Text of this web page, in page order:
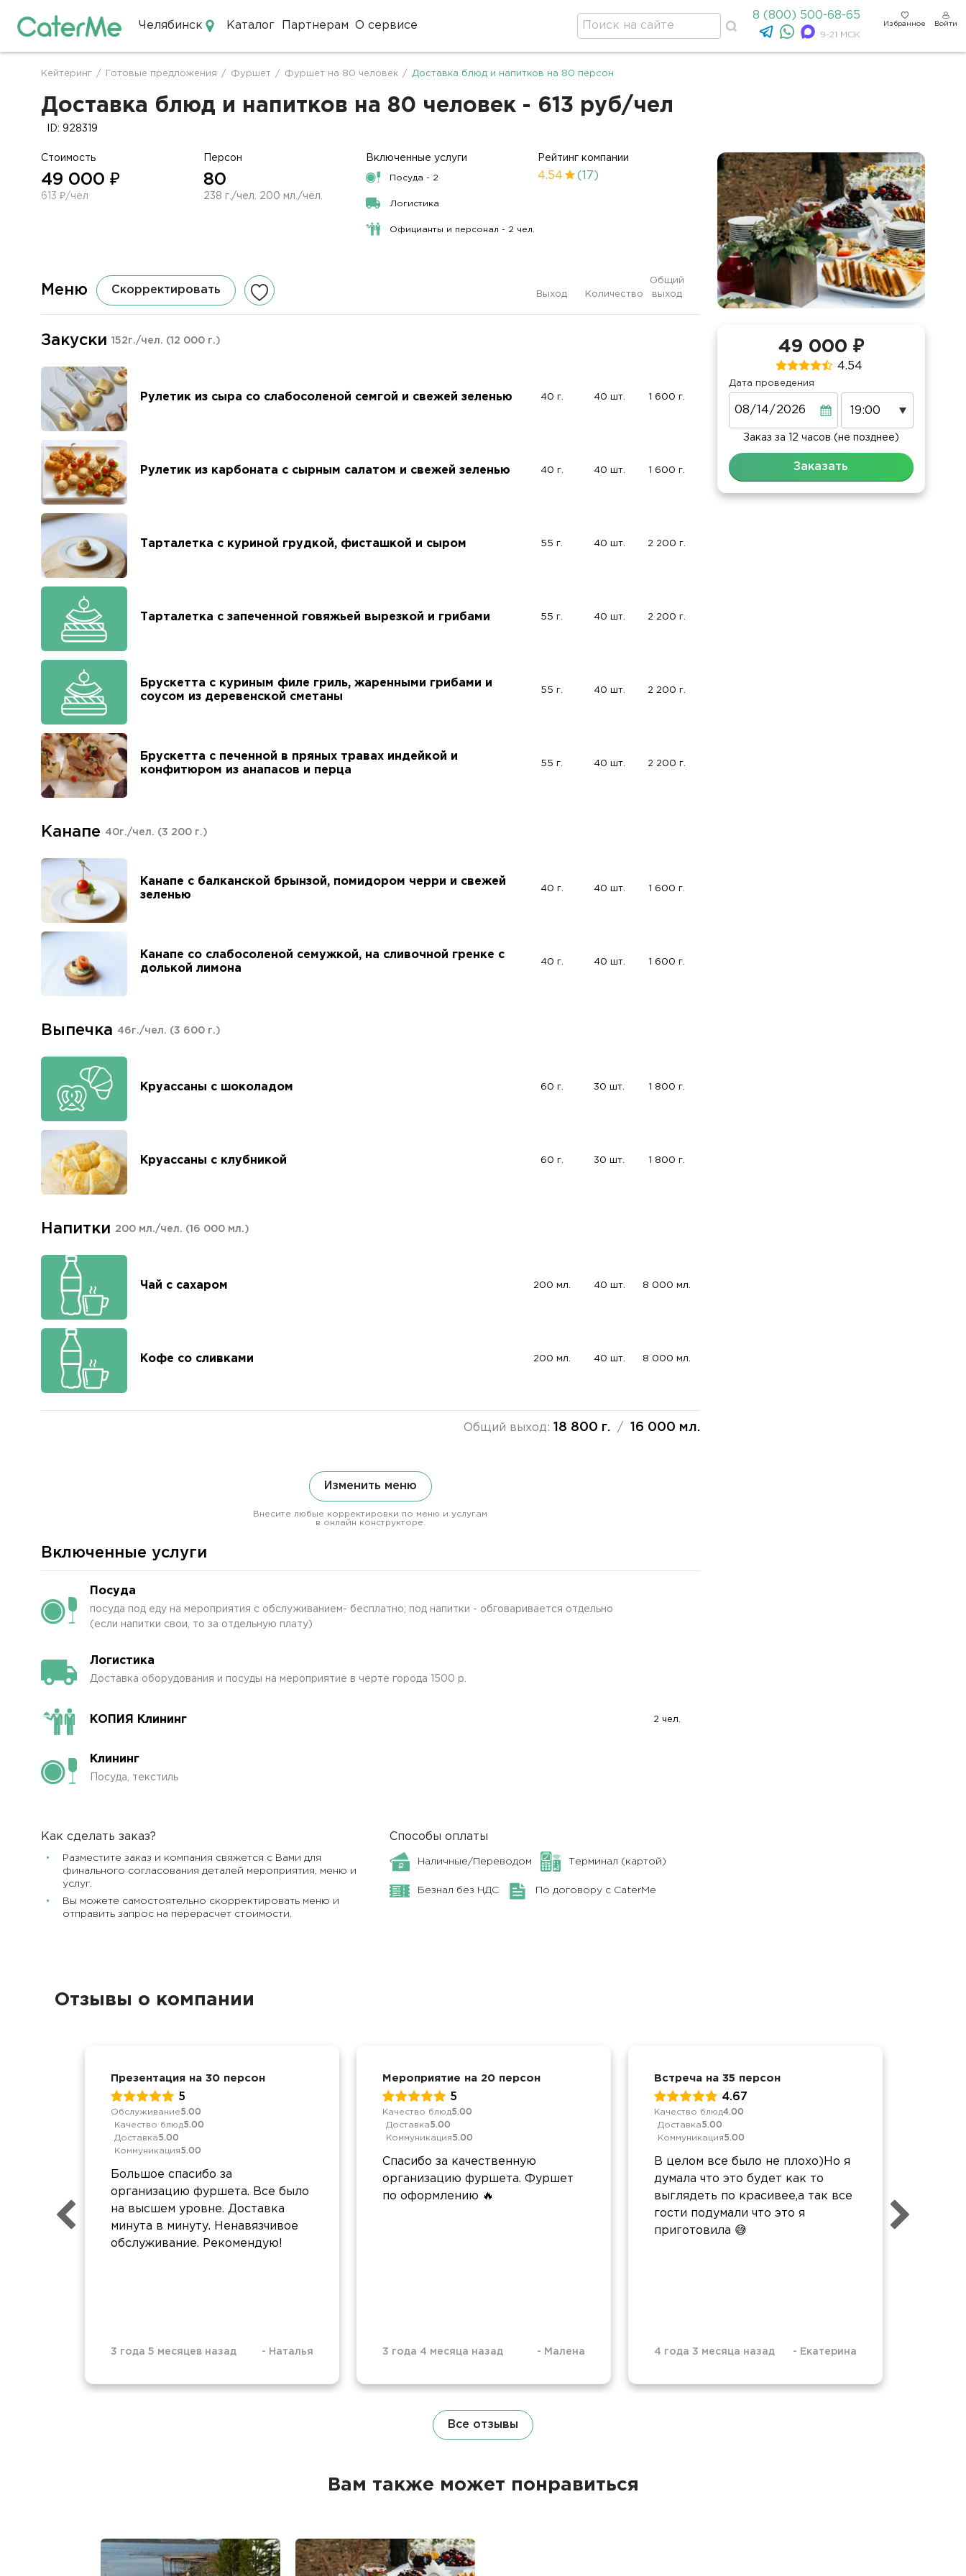
Челябинск Каталог Партнерам О сервисе
8 (800) 500-68-65
9-21 МСК
Избранное Войти
Строка
навигации
Кейтеринг / Готовые предложения / Фуршет / Фуршет на 80 человек / Доставка блюд и напитков на 80 персон
Доставка блюд и напитков на 80 человек - 613 руб/чел
ID: 928319
Стоимость
49 000 ₽
613 ₽/чел
Персон
80
238 г./чел. 200 мл./чел.
Включенные услуги
Посуда - 2
Логистика
Официанты и персонал - 2 чел.
Рейтинг компании
4.54 (17)
Меню Скорректировать Выход Количество
Общий
выход
Закуски 152г./чел. (12 000 г.)
Рулетик из сыра со слабосоленой семгой и свежей зеленью 40 г. 40 шт. 1 600 г.
Рулетик из карбоната с сырным салатом и свежей зеленью 40 г. 40 шт. 1 600 г.
Тарталетка с куриной грудкой, фисташкой и сыром 55 г. 40 шт. 2 200 г.
Тарталетка с запеченной говяжьей вырезкой и грибами 55 г. 40 шт. 2 200 г.
Брускетта с куриным филе гриль, жаренными грибами и
соусом из деревенской сметаны
55 г. 40 шт. 2 200 г.
Брускетта с печенной в пряных травах индейкой и
конфитюром из анапасов и перца
55 г. 40 шт. 2 200 г.
Канапе 40г./чел. (3 200 г.)
Канапе с балканской брынзой, помидором черри и свежей
зеленью
40 г. 40 шт. 1 600 г.
Канапе со слабосоленой семужкой, на сливочной гренке с
долькой лимона
40 г. 40 шт. 1 600 г.
Выпечка 46г./чел. (3 600 г.)
Круассаны с шоколадом 60 г. 30 шт. 1 800 г.
Круассаны с клубникой 60 г. 30 шт. 1 800 г.
Напитки 200 мл./чел. (16 000 мл.)
Чай с сахаром 200 мл. 40 шт. 8 000 мл.
Кофе со сливками 200 мл. 40 шт. 8 000 мл.
Общий выход: 18 800 г./ 16 000 мл.
Изменить меню
Внесите любые корректировки по меню и услугам
в онлайн конструкторе.
Включенные услуги
Посуда
посуда под еду на мероприятия с обслуживанием- бесплатно; под напитки - обговаривается отдельно
(если напитки свои, то за отдельную плату)
Логистика
Доставка оборудования и посуды на мероприятие в черте города 1500 р.
КОПИЯ Клининг 2 чел.
Клининг
Посуда, текстиль
Как сделать заказ?
Разместите заказ и компания свяжется с Вами для
финального согласования деталей мероприятия, меню и
услуг.
Вы можете самостоятельно скорректировать меню и
отправить запрос на перерасчет стоимости.
Способы оплаты
Наличные/Переводом Терминал (картой)
Безнал без НДС По договору с CaterMe
49 000 ₽
4.54
Дата проведения
Заказ за 12 часов (не позднее)
Заказать
Отзывы о компании
Презентация на 30 персон
5
Обслуживание5.00
Качество блюд5.00
Доставка5.00
Коммуникация5.00
Большое спасибо за
организацию фуршета. Все было
на высшем уровне. Доставка
минута в минуту. Ненавязчивое
обслуживание. Рекомендую!
3 года 5 месяцев назад - Наталья
Мероприятие на 20 персон
5
Качество блюд5.00
Доставка5.00
Коммуникация5.00
Спасибо за качественную
организацию фуршета. Фуршет
по оформлению 🔥
3 года 4 месяца назад - Малена
Встреча на 35 персон
4.67
Качество блюд4.00
Доставка5.00
Коммуникация5.00
В целом все было не плохо)Но я
думала что это будет как то
выглядеть по красивее,а так все
гости подумали что это я
приготовила 😅
4 года 3 месяца назад - Екатерина
Все отзывы
Вам также может понравиться